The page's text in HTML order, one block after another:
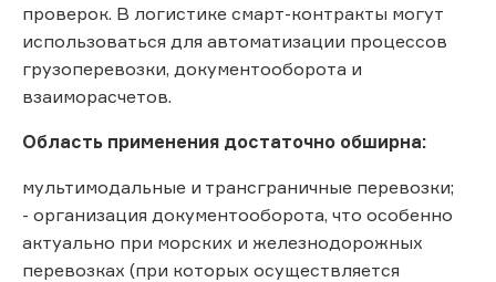
проверок. В логистике смарт-контракты могут
использоваться для автоматизации процессов
грузоперевозки, документооборота и
взаиморасчетов.
Область применения достаточно обширна:
мультимодальные и трансграничные перевозки;
- организация документооборота, что особенно
актуально при морских и железнодорожных
перевозках (при которых осуществляется